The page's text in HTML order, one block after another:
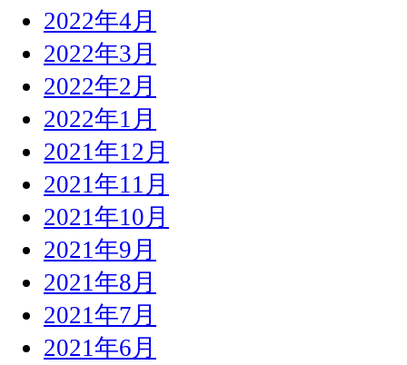
2022年4月
2022年3月
2022年2月
2022年1月
2021年12月
2021年11月
2021年10月
2021年9月
2021年8月
2021年7月
2021年6月